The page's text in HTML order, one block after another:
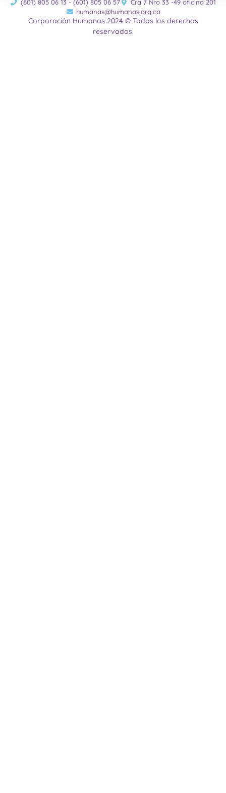
(601) 805 06 13 - (601) 805 06 57
Cra 7 Nro 33 -49 oficina 201
humanas@humanas.org.co
Corporación Humanas 2024 © Todos los derechos
reservados.